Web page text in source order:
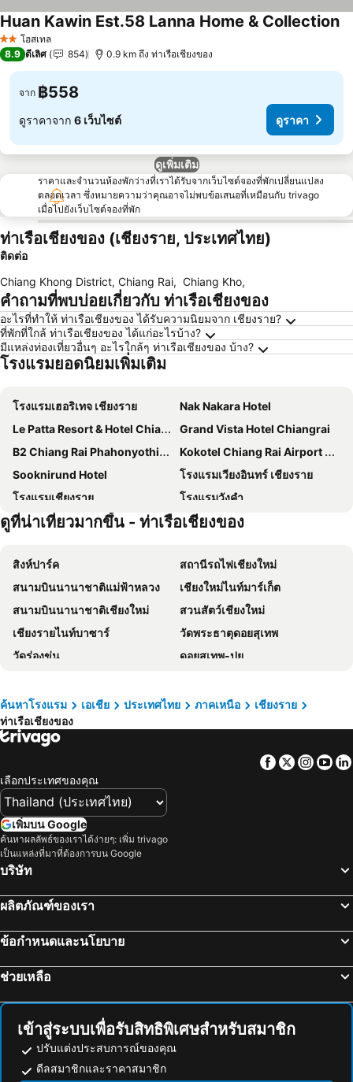
2 ดาวโฮสเทล
Huan Kawin Est.58 Lanna Home & Collection
8.9 ดีเลิศ 854 0.9 km ถึง ท่าเรือเชียงของ
จาก ฿558
ดูราคาจาก 6 เว็บไซต์ ดูราคา
ดูเพิ่มเติม
ราคาและจำนวนห้องพักว่างที่เราได้รับจากเว็บไซต์จองที่พักเปลี่ยนแปลง
ตลอดเวลา ซึ่งหมายความว่าคุณอาจไม่พบข้อเสนอที่เหมือนกับ trivago
เมื่อไปยังเว็บไซต์จองที่พัก
ท่าเรือเชียงของ (เชียงราย, ประเทศไทย)
ติดต่อ
Chiang Khong District, Chiang Rai, Chiang Kho,
คำถามที่พบบ่อยเกี่ยวกับ ท่าเรือเชียงของ
อะไรที่ทำให้ ท่าเรือเชียงของ ได้รับความนิยมจาก เชียงราย?
ที่พักที่ใกล้ ท่าเรือเชียงของ ได้แก่อะไรบ้าง?
มีแหล่งท่องเที่ยวอื่นๆ อะไรใกล้ๆ ท่าเรือเชียงของ บ้าง?
โรงแรมยอดนิยมเพิ่มเติม
โรงแรมเฮอริเทจ เชียงราย
Nak Nakara Hotel
Le Patta Resort & Hotel Chiang Rai
Grand Vista Hotel Chiangrai
B2 Chiang Rai Phahonyothin Boutique & Budget Hotel
Kokotel Chiang Rai Airport Suites
Sooknirund Hotel
โรงแรมเวียงอินทร์ เชียงราย
โรงแรมเชียงราย
โรงแรมวังคำ
บีทูเชียงราย
Adchara Mansion
Sann Hotel
Pimann Inn Hotel
Mora Boutique Hotel
Baan Bua Guest House
La Vie En Rose - SHA Plus
The Riverie by Katathani
Luckswan Resort Chiang Rai - SHA Extra Plus
Chainarai Riverside Recreation Centre
Sabun-Nga Hostel
Nai Ya Hotel
B2 Chiang Rai Boutique & Budget
New Maleena Ville Hotel
Meesuk ChiangRai Hotel
โรงแรม รสา บูทีค เชียงราย
โรงแรมลา เบล
อารียา อินน์ เชียงราย
The Mantrini Chiang Rai-SHA Extra Plus
Inn Come Hotel Chiang Rai
ไอเฮาส์เชียงราย
The White House P&N Hotel Chiang Rai
Orchids Guest House
Chiangrai Central
Central Guesthouse Chiang Rai
Golden Triangle Palace
บ้านนอนเพลิน
เดอะนอร์ท โฮเทล
Baan Baramee House
Sport Inn
ดูที่น่าเที่ยวมากขึ้น - ท่าเรือเชียงของ
สิงห์ปาร์ค
สถานีรถไฟเชียงใหม่
สนามบินนานาชาติแม่ฟ้าหลวง
เชียงใหม่ไนท์มาร์เก็ต
สนามบินนานาชาติเชียงใหม่
สวนสัตว์เชียงใหม่
เชียงรายไนท์บาซาร์
วัดพระธาตุดอยสุเทพ
วัดร่องขุ่น
ดอยสุเทพ-ปุย
วัดพระสิงห์
วัดพระธาตุลำปางหลวง
สวนแม่ฟ้าหลวง
ท่าเรือเชียงของ
สามเหลี่ยมทองคำ
บ่อน้ำพุร้อนสันกำแพง
ปางช้างแม่แตง
ปางช้างแม่ตะมาน
เชียงใหม่ไบค์กิ้ง
เชียงใหม่เทรคกิ้ง
วนอุทยานภูชี้ฟ้า
ศูนย์หัตถกรรมกระดาษสาและร่ม
Chiang Saen Port
ค้นหาโรงแรม เอเชีย ประเทศไทย ภาคเหนือ
เชียงราย
ท่าเรือเชียงของ
Facebook
Twitter
เลือกประเทศของคุณ
เพิ่มบน Google
ค้นหาผลลัพธ์ของเราได้ง่ายๆ: เพิ่ม trivago
เป็นแหล่งที่มาที่ต้องการบน Google
บริษัท
ผลิตภัณฑ์ของเรา
ข้อกำหนดและนโยบาย
ช่วยเหลือ
เข้าสู่ระบบเพื่อรับสิทธิพิเศษสำหรับสมาชิก
ปรับแต่งประสบการณ์ของคุณ
ดีลสมาชิกและราคาสมาชิก